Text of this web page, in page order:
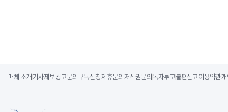
매체 소개 기사제보광고문의 구독신청제휴문의 저작권문의 독자투고불편신고이용약관